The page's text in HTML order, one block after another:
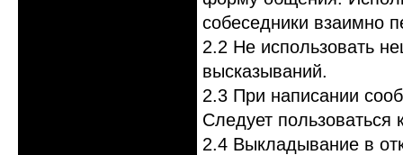
собеседники взаимно
2.2 Не использовать
высказываний.
2.3 При написании
Следует пользоваться
2.4 Выкладывание в